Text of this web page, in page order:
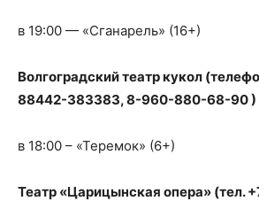
в 19:00 — «Сганарель» (16+)
Волгоградский театр кукол
88442-383383, 8-960-880-68-90 )
в 18:00 – «Теремок» (6+)
Театр «Царицынская опера» (тел.